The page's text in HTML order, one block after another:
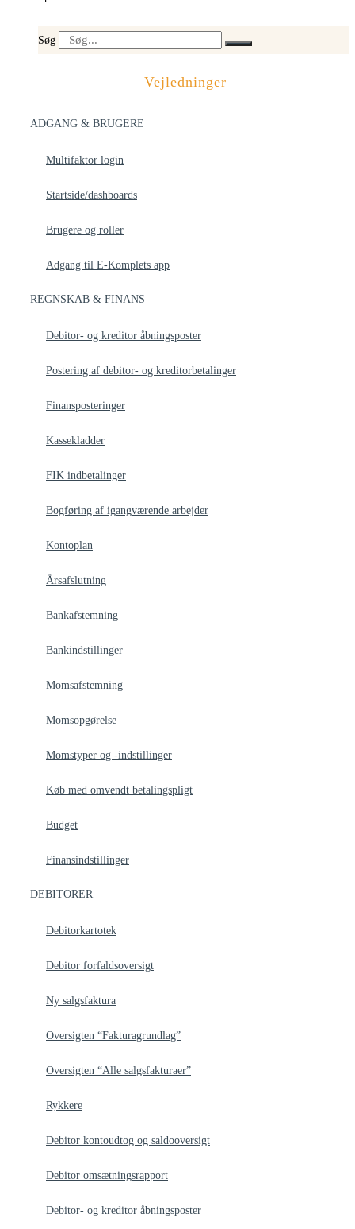
Søg
Vejledninger
ADGANG & BRUGERE
Multifaktor login
Startside/dashboards
Brugere og roller
Adgang til E-Komplets app
REGNSKAB & FINANS
Debitor- og kreditor åbningsposter
Postering af debitor- og kreditorbetalinger
Finansposteringer
Kassekladder
FIK indbetalinger
Bogføring af igangværende arbejder
Kontoplan
Årsafslutning
Bankafstemning
Bankindstillinger
Momsafstemning
Momsopgørelse
Momstyper og -indstillinger
Køb med omvendt betalingspligt
Budget
Finansindstillinger
DEBITORER
Debitorkartotek
Debitor forfaldsoversigt
Ny salgsfaktura
Oversigten “Fakturagrundlag”
Oversigten “Alle salgsfakturaer”
Rykkere
Debitor kontoudtog og saldooversigt
Debitor omsætningsrapport
Debitor- og kreditor åbningsposter